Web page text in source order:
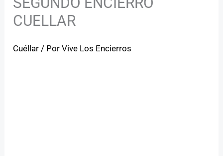
CUELLAR
Cuéllar / PorVive Los Encierros